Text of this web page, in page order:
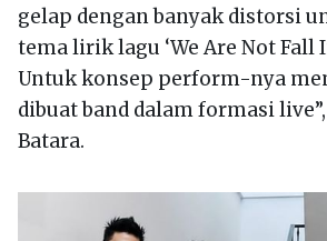
gelap dengan banyak distorsi
tema lirik lagu ‘We Are Not Fall
Untuk konsep perform-nya
dibuat band dalam formasi
Batara.